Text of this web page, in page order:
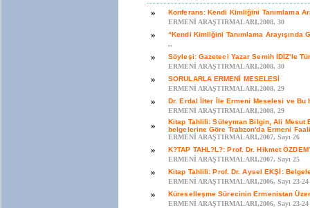
»
Konferans: Kendi Kimliğini Tanımlama
ERMENİ ARAŞTIRMALARI,2008, 30
»
“Kendi Kimliğini Tanımlama Arayışında
,,
»
Söyleşi: Gazeteci Yazar Semih İDİZ'le
ERMENİ ARAŞTIRMALARI,2008, 30
»
SORULARLA ERMENİ MESELESİ
ERMENİ ARAŞTIRMALARI,2008, 29
»
Dr. Erdal İlter İle Ermeni Meselesi ve Bu
ERMENİ ARAŞTIRMALARI,2008, 29
»
Kitap Tahlili: Süleyman Bilgin, Ali
belgelerine Göre Trabzon'da Ermeni
ERMENİ ARAŞTIRMALARI,2007, Sayı 26
»
K?TAP TAHL?L?: Prof. Dr. Hikmet
ERMENİ ARAŞTIRMALARI,2007, Sayı 25
»
Kitap Tahlili: Prof. Dr. Aysel EKŞİ:
ERMENİ ARAŞTIRMALARI,2006, Sayı 23-24
»
Küreselleşme Sürecinin Ermenistan
ERMENİ ARAŞTIRMALARI,2006, Sayı 23-24